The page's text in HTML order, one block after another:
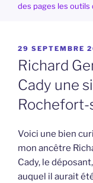
des pages les
PUBLIÉ
LE
29 SEPTEMBRE
Richard
Cady une
Voici une bien
mon ancêtre
Cady, le
auquel il aurait